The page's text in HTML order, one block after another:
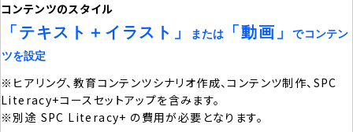
コンテンツのスタイル
「テキスト＋イラスト」 または 「動画」でコンテン
ツを設定
※ヒアリング、教育コンテンツシナリオ作成、コンテンツ制作、SPC
Literacy+コースセットアップを含みます。
※別途 SPC Literacy+ の費用が必要となります。